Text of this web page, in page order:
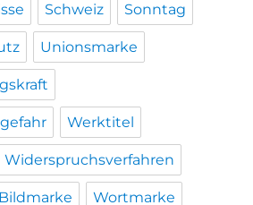
Schweiz Sonntag
Unionsmarke
Werktitel
Widerspruchsverfahren
Wortmarke